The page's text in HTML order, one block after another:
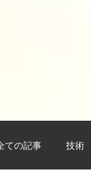
ての記事 技術